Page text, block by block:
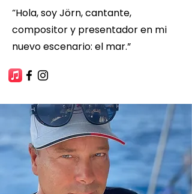
“Hola, soy Jörn, cantante,
compositor y presentador en mi
nuevo escenario: el mar.”